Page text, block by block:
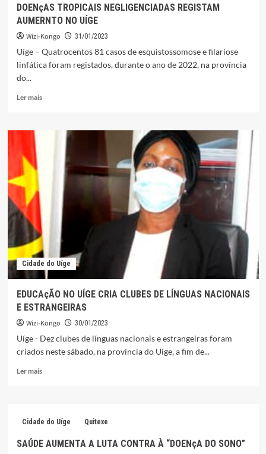
DOENçAS TROPICAIS NEGLIGENCIADAS REGISTAM
AUMERNTO NO UÍGE
Wizi-Kongo 31/01/2023
Uíge – Quatrocentos 81 casos de esquistossomose e filariose
linfática foram registados, durante o ano de 2022, na província
do...
Ler maisLeia
DOENçAS
TROPICAIS
NEGLIGENCIADAS
REGISTAM
AUMERNTO
Cidade do Uíge
EDUCAçÃO NO UÍGE CRIA CLUBES DE LÍNGUAS NACIONAIS
E ESTRANGEIRAS
Wizi-Kongo 30/01/2023
Uíge - Dez clubes de línguas nacionais e estrangeiras foram
criados neste sábado, na província do Uíge, a fim de...
Ler maisLeia
UÍGE
CLUBES
Cidade do Uíge Quitexe
SAÚDE AUMENTA A LUTA CONTRA À “DOENçA DO SONO”